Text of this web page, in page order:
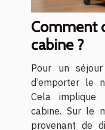
Comment
cabine ?
Pour un
d’emporter le
Cela implique
cabine. Sur le
provenant de